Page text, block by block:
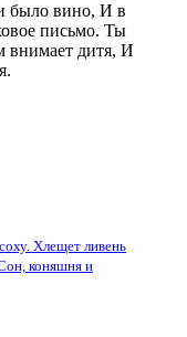
было вино, И в
письмо. Ты
внимает дитя, И
Хлещет ливень
коняшня и